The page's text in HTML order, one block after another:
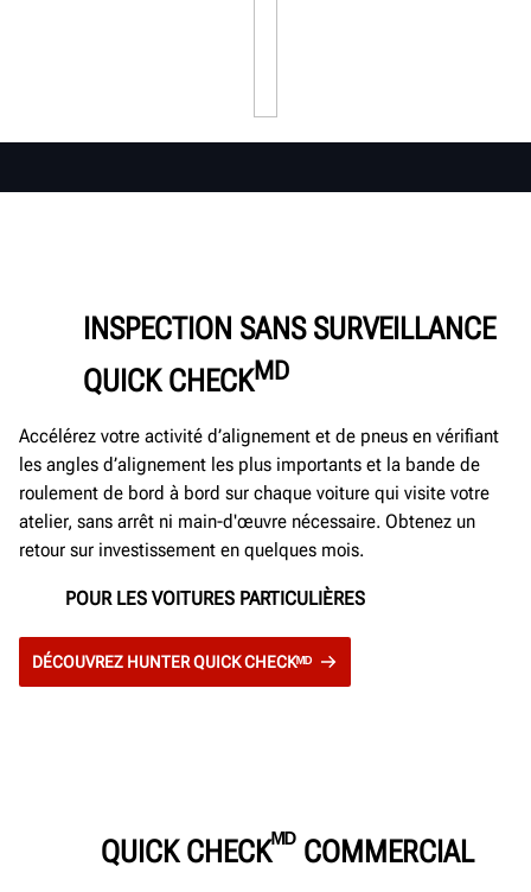
INSPECTION SANS SURVEILLANCE
QUICK CHECKMD
Accélérez votre activité d’alignement et de pneus en vérifiant
les angles d’alignement les plus importants et la bande de
roulement de bord à bord sur chaque voiture qui visite votre
atelier, sans arrêt ni main-d'œuvre nécessaire. Obtenez un
retour sur investissement en quelques mois.
POUR LES VOITURES PARTICULIÈRES
DÉCOUVREZ HUNTER QUICK CHECKᴹᴰ
QUICK CHECKᴹᴰ COMMERCIAL